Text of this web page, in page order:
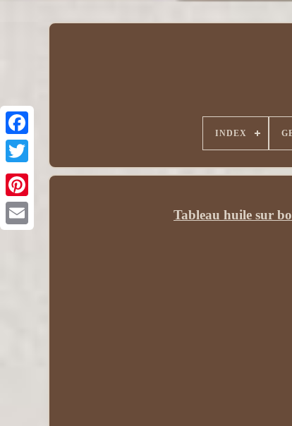
INDEX
Tableau huile sur